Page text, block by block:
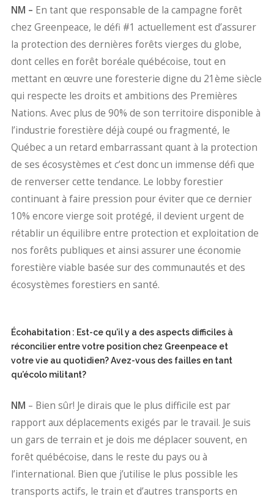
NM – En tant que responsable de la campagne forêt
chez Greenpeace, le défi #1 actuellement est d’assurer
la protection des dernières forêts vierges du globe,
dont celles en forêt boréale québécoise, tout en
mettant en œuvre une foresterie digne du 21ème siècle
qui respecte les droits et ambitions des Premières
Nations. Avec plus de 90% de son territoire disponible à
l’industrie forestière déjà coupé ou fragmenté, le
Québec a un retard embarrassant quant à la protection
de ses écosystèmes et c’est donc un immense défi que
de renverser cette tendance. Le lobby forestier
continuant à faire pression pour éviter que ce dernier
10% encore vierge soit protégé, il devient urgent de
rétablir un équilibre entre protection et exploitation de
nos forêts publiques et ainsi assurer une économie
forestière viable basée sur des communautés et des
écosystèmes forestiers en santé.
Écohabitation : Est-ce qu’il y a des aspects difficiles à
réconcilier entre votre position chez Greenpeace et
votre vie au quotidien? Avez-vous des failles en tant
qu’écolo militant?
NM – Bien sûr! Je dirais que le plus difficile est par
rapport aux déplacements exigés par le travail. Je suis
un gars de terrain et je dois me déplacer souvent, en
forêt québécoise, dans le reste du pays ou à
l’international. Bien que j’utilise le plus possible les
transports actifs, le train et d’autres transports en